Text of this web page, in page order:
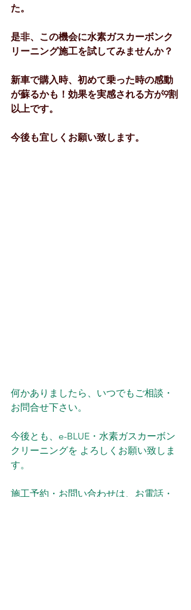
た。
是非、この機会に水素ガスカーボンク
リーニング施工を試してみませんか？
新車で購入時、初めて乗った時の感動
が蘇るかも！効果を実感される方が9割
以上です。
今後も宜しくお願い致します。
何かありましたら、いつでもご相談・
お問合せ下さい。
今後とも、e-BLUE・水素ガスカーボン
クリーニングを よろしくお願い致しま
す。
施工予約・お問い合わせは、お電話・